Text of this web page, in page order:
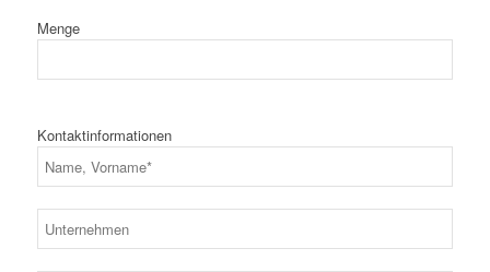
Menge
Kontaktinformationen